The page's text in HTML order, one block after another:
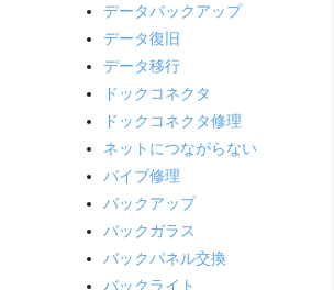
データバックアップ
データ復旧
データ移行
ドックコネクタ
ドックコネクタ修理
ネットにつながらない
バイブ修理
バックアップ
バックガラス
バックパネル交換
バックライト